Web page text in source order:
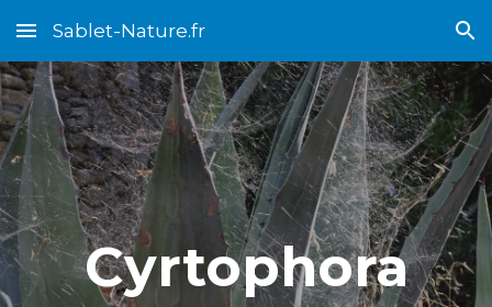
Skip to main content Skip to navigation
Sablet-Nature.fr
Cyrtophora